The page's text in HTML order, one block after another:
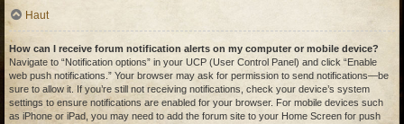
Haut
How can I receive forum notification alerts on my computer or mobile device?
Navigate to “Notification options” in your UCP (User Control Panel) and click “Enable
web push notifications.” Your browser may ask for permission to send notifications—be
sure to allow it. If you’re still not receiving notifications, check your device’s system
settings to ensure notifications are enabled for your browser. For mobile devices such
as iPhone or iPad, you may need to add the forum site to your Home Screen for push